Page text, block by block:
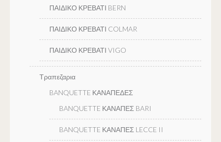
ΠΑΙΔΙΚΟ ΚΡΕΒΑΤΙ BERN
ΠΑΙΔΙΚΟ ΚΡΕΒΑΤΙ COLMAR
ΠΑΙΔΙΚΟ ΚΡΕΒΑΤΙ VIGO
Τραπεζαρια
BANQUETTE ΚΑΝΑΠΕΔΕΣ
BANQUETTE ΚΑΝΑΠΕΣ BARI
BANQUETTE ΚΑΝΑΠΕΣ LECCE II